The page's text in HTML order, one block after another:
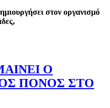
στον οργανισμό
Ο
ΠΟΝΟΣ ΣΤΟ